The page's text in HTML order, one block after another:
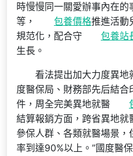
時慢慢同一關愛辦事內在
等，
包養價格推進活動
規范化，配合守
包養站
生長。
看法提出加大力度異地
度醫保局、財務部先后結合
件，周全完美異地就醫
結算報銷方面，跨省異地
參保人群、各類就醫場景
率到達90%以上。”國度醫